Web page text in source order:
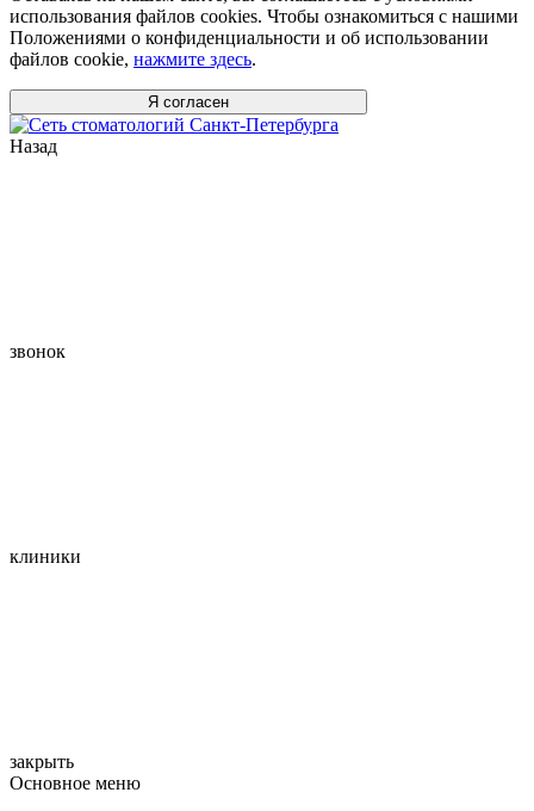
использования файлов cookies. Чтобы ознакомиться с нашими
Положениями о конфиденциальности и об использовании
файлов cookie, нажмите здесь.
Я согласен
Назад
звонок
клиники
закрыть
Основное меню